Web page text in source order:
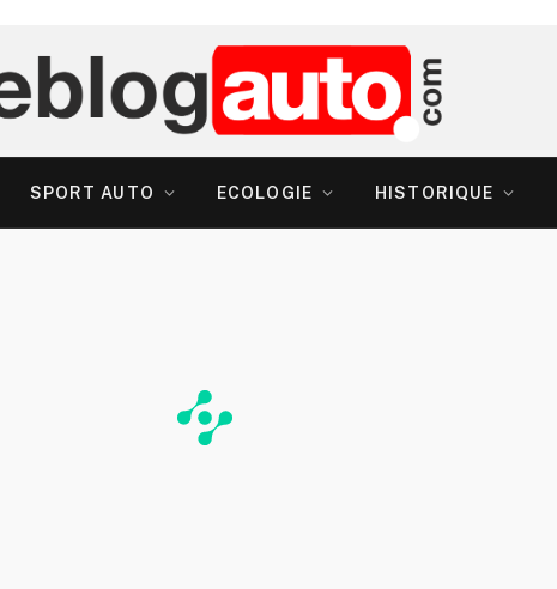
SPORT AUTO ECOLOGIE HISTORIQUE